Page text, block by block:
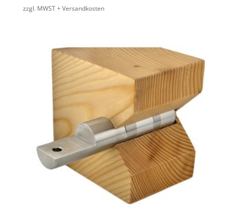
zzgl. MWST + Versandkosten